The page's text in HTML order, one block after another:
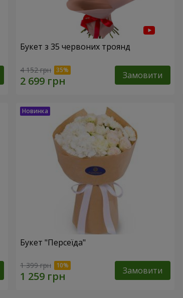
Букет з 35 червоних троянд
4 152 грн Замовити
Букет "Персеїда"
1 399 грн Замовити